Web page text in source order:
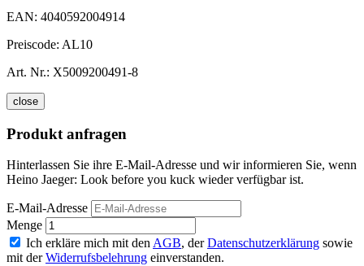
EAN: 4040592004914
Preiscode: AL10
Art. Nr.: X5009200491-8
close
Produkt anfragen
Hinterlassen Sie ihre E-Mail-Adresse und wir informieren Sie, wenn
Heino Jaeger: Look before you kuck wieder verfügbar ist.
E-Mail-Adresse
Menge
Ich erkläre mich mit den AGB, derDatenschutzerklärung sowie
mit derWiderrufsbelehrung einverstanden.